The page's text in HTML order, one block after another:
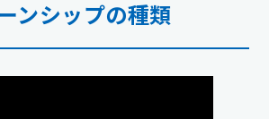
ンシップの種類